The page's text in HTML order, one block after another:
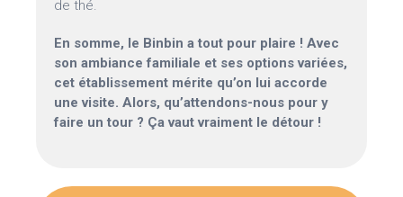
de thé.
En somme, le Binbin a tout pour plaire ! Avec
son ambiance familiale et ses options variées,
cet établissement mérite qu’on lui accorde
une visite. Alors, qu’attendons-nous pour y
faire un tour ? Ça vaut vraiment le détour !